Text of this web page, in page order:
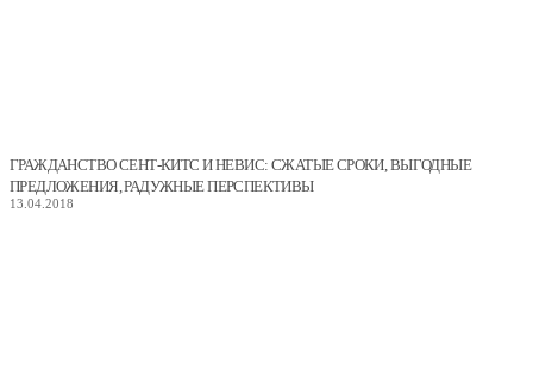
ГРАЖДАНСТВО СЕНТ-КИТС И НЕВИС: СЖАТЫЕ СРОКИ, ВЫГОДНЫЕ
ПРЕДЛОЖЕНИЯ, РАДУЖНЫЕ ПЕРСПЕКТИВЫ
13.04.2018